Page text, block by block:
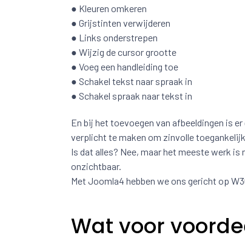
● Kleuren omkeren
● Grijstinten verwijderen
● Links onderstrepen
● Wijzig de cursor grootte
● Voeg een handleiding toe
● Schakel tekst naar spraak in
● Schakel spraak naar tekst in
En bij het toevoegen van afbeeldingen is
verplicht te maken om zinvolle
Is dat alles? Nee, maar het meeste werk
onzichtbaar.
Met Joomla4 hebben we ons gericht op
Wat voor